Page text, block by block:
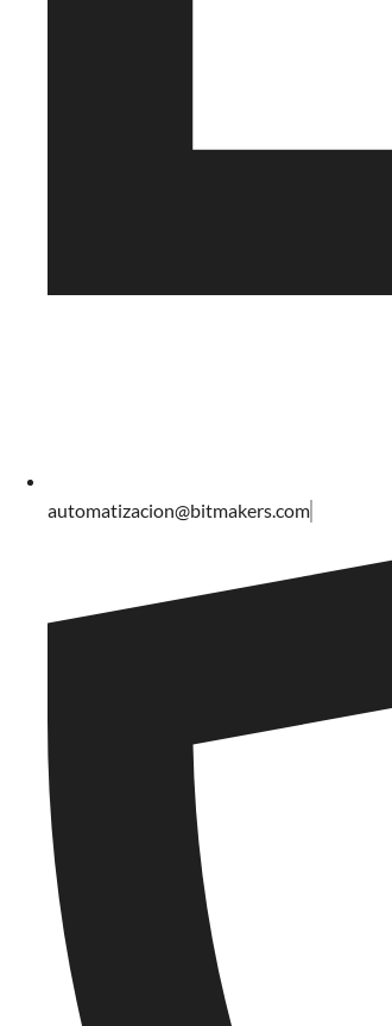
automatizacion@bitmakers.com